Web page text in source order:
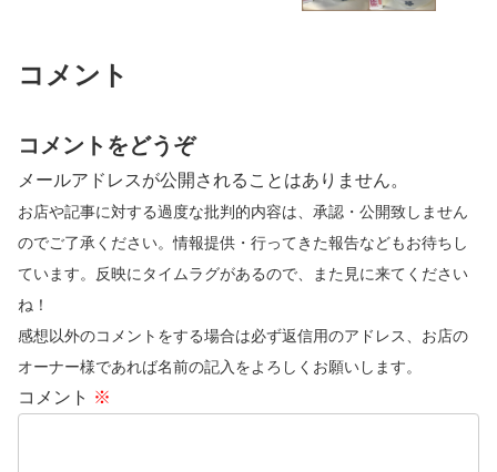
コメント
コメントをどうぞ
メールアドレスが公開されることはありません。
お店や記事に対する過度な批判的内容は、承認・公開致しません
のでご了承ください。情報提供・行ってきた報告などもお待ちし
ています。反映にタイムラグがあるので、また見に来てください
ね！
感想以外のコメントをする場合は必ず返信用のアドレス、お店の
オーナー様であれば名前の記入をよろしくお願いします。
コメント ※